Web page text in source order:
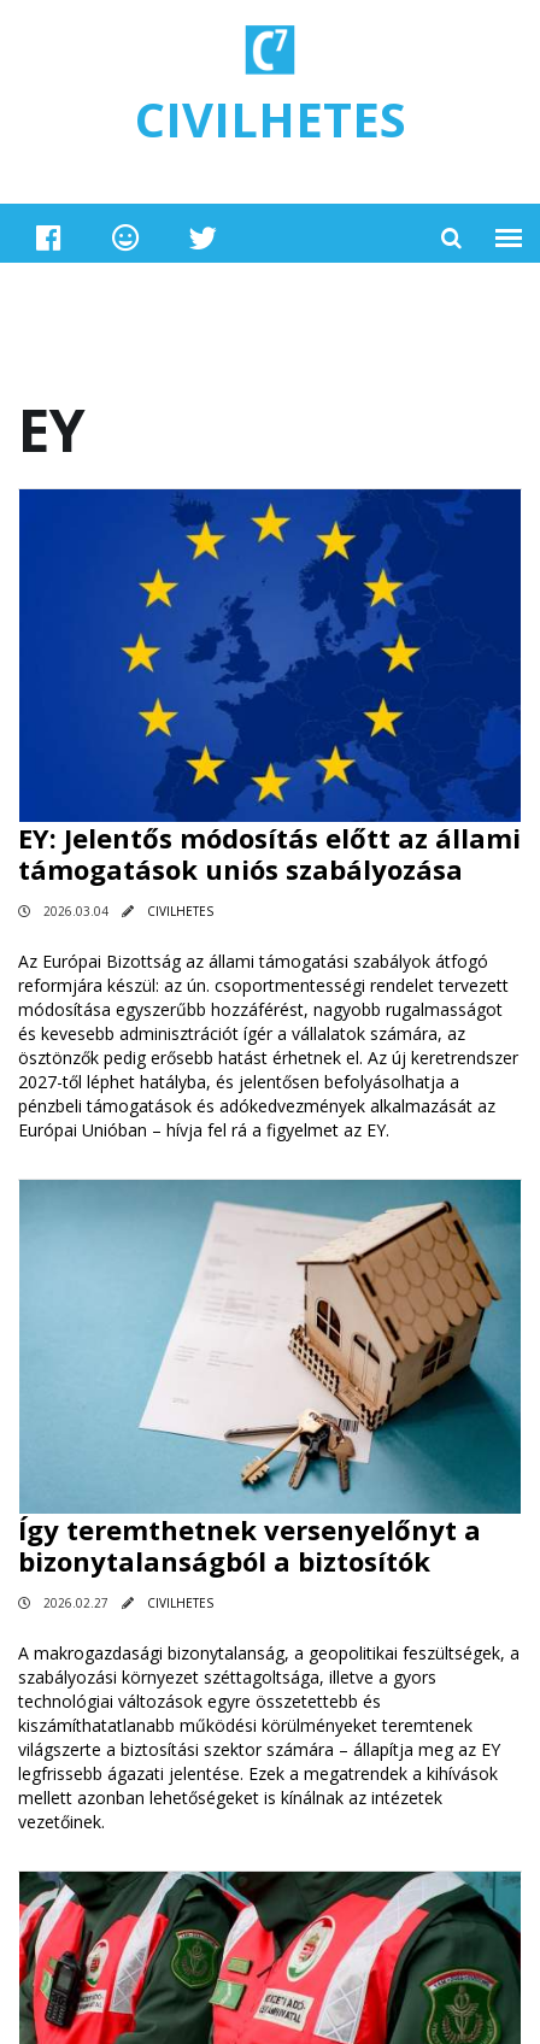
CIVILHETES
EY
EY: Jelentős módosítás előtt az állami
támogatások uniós szabályozása
2026.03.04 CIVILHETES
Az Európai Bizottság az állami támogatási szabályok átfogó
reformjára készül: az ún. csoportmentességi rendelet tervezett
módosítása egyszerűbb hozzáférést, nagyobb rugalmasságot
és kevesebb adminisztrációt ígér a vállalatok számára, az
ösztönzők pedig erősebb hatást érhetnek el. Az új keretrendszer
2027-től léphet hatályba, és jelentősen befolyásolhatja a
pénzbeli támogatások és adókedvezmények alkalmazását az
Európai Unióban – hívja fel rá a figyelmet az EY.
Így teremthetnek versenyelőnyt a
bizonytalanságból a biztosítók
2026.02.27 CIVILHETES
A makrogazdasági bizonytalanság, a geopolitikai feszültségek, a
szabályozási környezet széttagoltsága, illetve a gyors
technológiai változások egyre összetettebb és
kiszámíthatatlanabb működési körülményeket teremtenek
világszerte a biztosítási szektor számára – állapítja meg az EY
legfrissebb ágazati jelentése. Ezek a megatrendek a kihívások
mellett azonban lehetőségeket is kínálnak az intézetek
vezetőinek.